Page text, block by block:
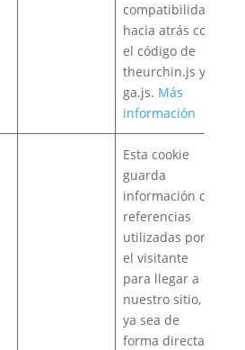
compatibilidad
hacia atrás con
el código de
theurchin.js y
ga.js. Más
información
Esta cookie
guarda
información de
referencias
utilizadas por
el visitante
para llegar a
nuestro sitio,
ya sea de
forma directa,